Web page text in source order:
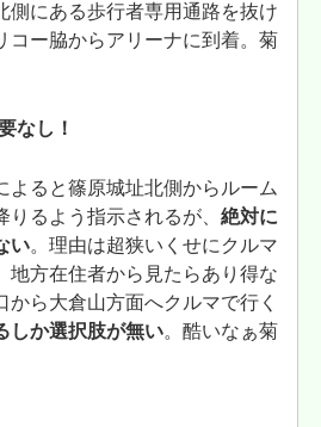
側にある歩行者専用通路を抜け
コー脇からアリーナに到着。菊
なし！
よると篠原城址北側からルーム
りるよう指示されるが、絶対に
い。理由は超狭いくせにクルマ
地方在住者から見たらあり得な
から大倉山方面へクルマで行く
しか選択肢が無い。酷いなぁ菊